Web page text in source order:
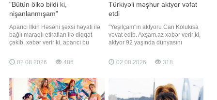
"Bütün ölkə bildi ki,
nişanlanmışam"
Aparıcı İlkin Həsəni şəxsi həyatı ilə
bağlı maraqlı etirafları ilə diqqət
çəkib. xəbər verir ki, aparıcı bu
danışıb. O, nişanlı olduğu dövrdə
şəxsi həyatı ilə bağlı mediada
təsirindən söz açıb. Aparıcı
vurğulayıb ki, şəxs
02.08.2026 486
Türkiyəli məşhur aktyor vəfat
etdi
"Yeşilçam"ın aktyoru Can Kolukısa
vəvat edib. Axşam.az xəbər verir ki,
aktyor 92 yaşında dünyasını
son olaraq "Mehmed: Fetihler
Sultanı" serialında rol alıb. Aktyor
"Muhteşem Yüzyıl"
02.08.2026 318